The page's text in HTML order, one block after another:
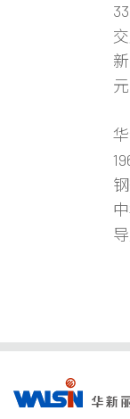
元
事业版图